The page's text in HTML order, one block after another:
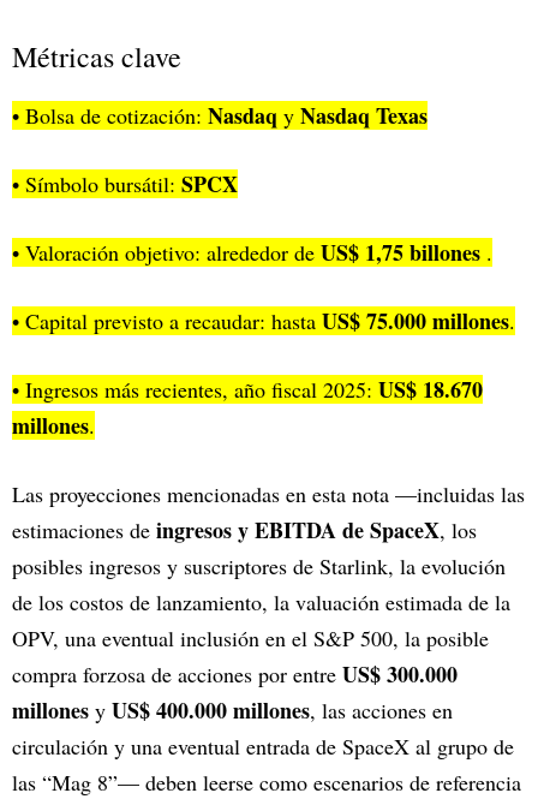
Métricas clave
• Bolsa de cotización: Nasdaq y Nasdaq Texas
• Símbolo bursátil: SPCX
• Valoración objetivo: alrededor de US$ 1,75 billones .
• Capital previsto a recaudar: hasta US$ 75.000 millones.
• Ingresos más recientes, año fiscal 2025: US$ 18.670
millones.
Las proyecciones mencionadas en esta nota —incluidas las
estimaciones de ingresos y EBITDA de SpaceX, los
posibles ingresos y suscriptores de Starlink, la evolución
de los costos de lanzamiento, la valuación estimada de la
OPV, una eventual inclusión en el S&P 500, la posible
compra forzosa de acciones por entre US$ 300.000
millones y US$ 400.000 millones, las acciones en
circulación y una eventual entrada de SpaceX al grupo de
las “Mag 8”— deben leerse como escenarios de referencia